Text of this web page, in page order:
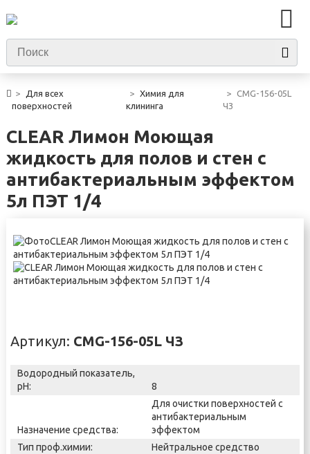
Для всех
поверхностей
Химия для
клининга
CMG-156-05L
ЧЗ
CLEAR Лимон Моющая
жидкость для полов и стен с
антибактериальным эффектом
5л ПЭТ 1/4
Артикул: CMG-156-05L ЧЗ
Водородный показатель,
pH:
8
Назначение средства:
Для очистки поверхностей с
антибактериальным
эффектом
Тип проф.химии:
Нейтральное средство